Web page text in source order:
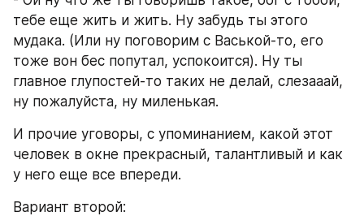
тебе еще жить и жить. Ну забудь ты этого
мудака. (Или ну поговорим с Васькой-то, его
тоже вон бес попутал, успокоится). Ну ты
главное глупостей-то таких не делай, слезааай,
ну пожалуйста, ну миленькая.
И прочие уговоры, с упоминанием, какой этот
человек в окне прекрасный, талантливый и как
у него еще все впереди.
Вариант второй: